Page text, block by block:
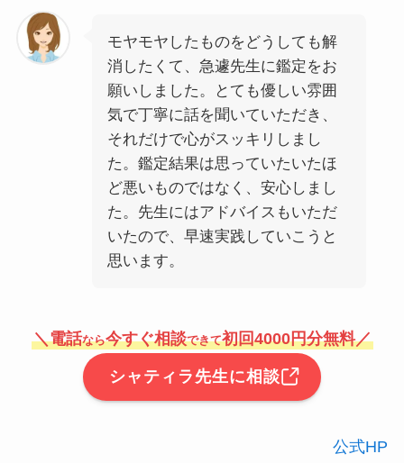
モヤモヤしたものをどうしても解
消したくて、急遽先生に鑑定をお
願いしました。とても優しい雰囲
気で丁寧に話を聞いていただき、
それだけで心がスッキリしまし
た。鑑定結果は思っていたいたほ
ど悪いものではなく、安心しまし
た。先生にはアドバイスもいただ
いたので、早速実践していこうと
思います。
＼電話なら今すぐ相談できて初回4000円分無料／
シャティラ先生に相談
公式HP